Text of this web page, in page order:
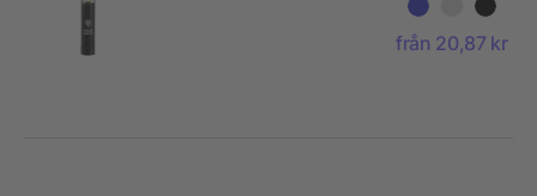
från 20,87 kr